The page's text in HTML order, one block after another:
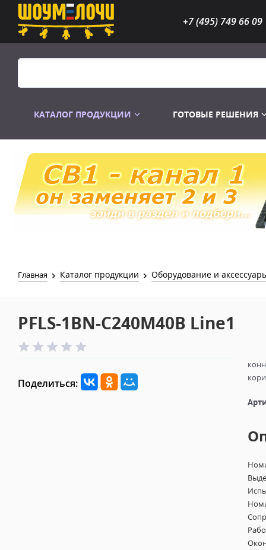
+7 (495) 749 66 09
КАТАЛОГ ПРОДУКЦИИ
Распродажа Лампы
ГОТОВЫЕ РЕШЕНИЯ
Главная Каталог продукции Оборудование и
PFLS-1BN-С240M40B Line1
Поделиться: